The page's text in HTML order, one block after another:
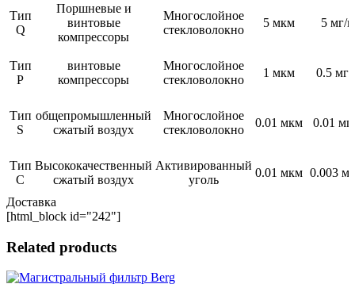
Тип
Q
Поршневые и
винтовые
компрессоры
Многослойное
стекловолокно
5 мкм 5 мг/
Тип
P
винтовые
компрессоры
Многослойное
стекловолокно
1 мкм 0.5
Тип
S
общепромышленный
сжатый воздух
Многослойное
стекловолокно
0.01 мкм 0.01
Тип
C
Высококачественный
сжатый воздух
Активированный
уголь
0.01 мкм 0.003
Доставка
[html_block id="242"]
Related products